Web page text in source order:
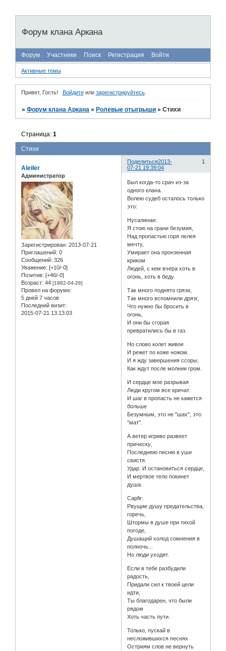
Форум клана Аркана
Форум Участники Поиск Регистрация Войти
Активные темы
Привет, Гость! Войдитеили зарегистрируйтесь.
»Форум клана Аркана » Ролевые отыгрыши »Стихи
Стихи
Страница:1
Поделиться 1
2013-
07-21 19:39:04
Aleiler
Администратор
Зарегистрирован: 2013-07-21
Приглашений: 0
Сообщений: 326
Уважение: [+10/-0]
Позитив: [+46/-0]
Возраст: 44 [1982-04-26]
Провел на форуме:
5 дней 7 часов
Последний визит:
2015-07-21 13:13:03
Был когда-то срач из-за
одного клана.
Волею судеб осталось только
это:
Нусалинаи:
Я стою на грани безумия,
Над пропастью горя лелея
мечту,
Умирает она пронзенная
криком
Людей, с кем вчера хоть в
огонь, хоть в беду.
Так много поднято грязи,
Так много вспомнили дрязг,
Что нужно бы бросить в
огонь,
И они бы сгорая
превратились бы в газ.
Но слово колет живое
И режет по коже ножом.
И я жду завершения ссоры,
Как ждут после молнии гром.
И сердце мое разрывая
Люди кругом все кричат.
И шаг в пропасть не кажется
больше
Безумным, это не "шах", это
"мат".
А ветер игриво развеет
прическу,
Последнюю песню в уши
свистя.
Удар. И остановиться сердце,
И мертвое тело покинет
душа.
Capfir:
Рвущие душу предательства,
горечь,
Штормы в душе при тихой
погоде,
Душащий холод сомнения в
полночь...
Но люди уходят.
Если в тебе разбудили
радость,
Придали сил к твоей цели
идти,
Ты благодарен, что были
рядом
Хоть часть пути.
Только, пускай в
несложившихся песнях
Остриям слов не вернуть